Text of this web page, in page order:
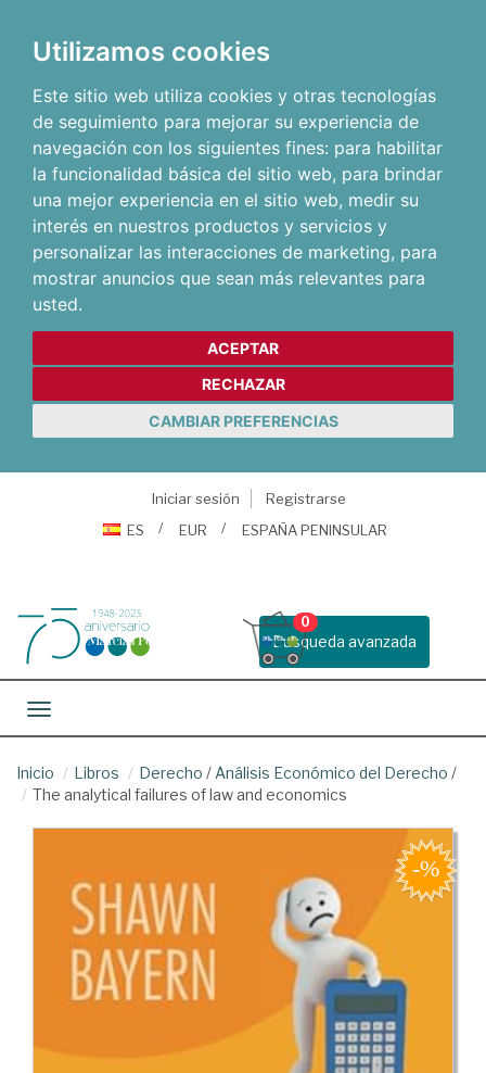
Utilizamos cookies
Este sitio web utiliza cookies y otras tecnologías
de seguimiento para mejorar su experiencia de
navegación con los siguientes fines: para habilitar
la funcionalidad básica del sitio web, para brindar
una mejor experiencia en el sitio web, medir su
interés en nuestros productos y servicios y
personalizar las interacciones de marketing, para
mostrar anuncios que sean más relevantes para
usted.
ACEPTAR
RECHAZAR
CAMBIAR PREFERENCIAS
Iniciar sesión
Registrarse
ES
EUR ESPAÑA PENINSULAR
Busqueda avanzada
0
Toggle navigation
Inicio Libros Derecho / Análisis Económico del Derecho /
The analytical failures of law and economics